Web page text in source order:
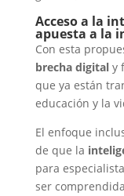
Acceso a la
apuesta a la
Con esta
brecha digital y
que ya están
educación y la
El enfoque
de que la
para
ser